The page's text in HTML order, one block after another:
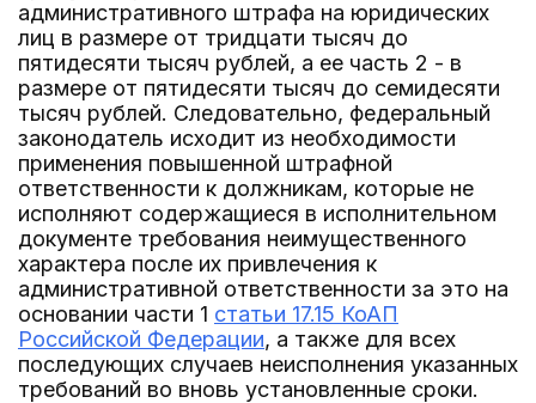
административного штрафа на юридических
лиц в размере от тридцати тысяч до
пятидесяти тысяч рублей, а ее часть 2 - в
размере от пятидесяти тысяч до семидесяти
тысяч рублей. Следовательно, федеральный
законодатель исходит из необходимости
применения повышенной штрафной
ответственности к должникам, которые не
исполняют содержащиеся в исполнительном
документе требования неимущественного
характера после их привлечения к
административной ответственности за это на
основании части 1 статьи 17.15 КоАП
Российской Федерации, а также для всех
последующих случаев неисполнения указанных
требований во вновь установленные сроки.